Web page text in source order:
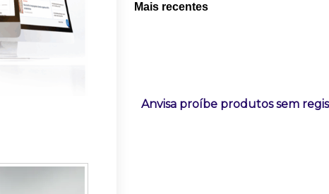
Mais recentes
Anvisa proíbe produtos sem